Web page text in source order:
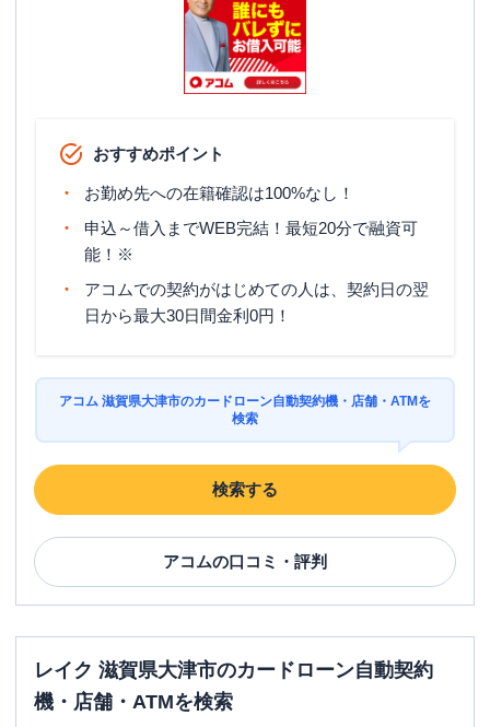
おすすめポイント
お勤め先への在籍確認は100%なし！
申込～借入までWEB完結！最短20分で融資可
能！※
アコムでの契約がはじめての人は、契約日の翌
日から最大30日間金利0円！
アコム 滋賀県大津市のカードローン自動契約機・店舗・ATMを
検索
検索する
アコムの口コミ・評判
レイク 滋賀県大津市のカードローン自動契約
機・店舗・ATMを検索